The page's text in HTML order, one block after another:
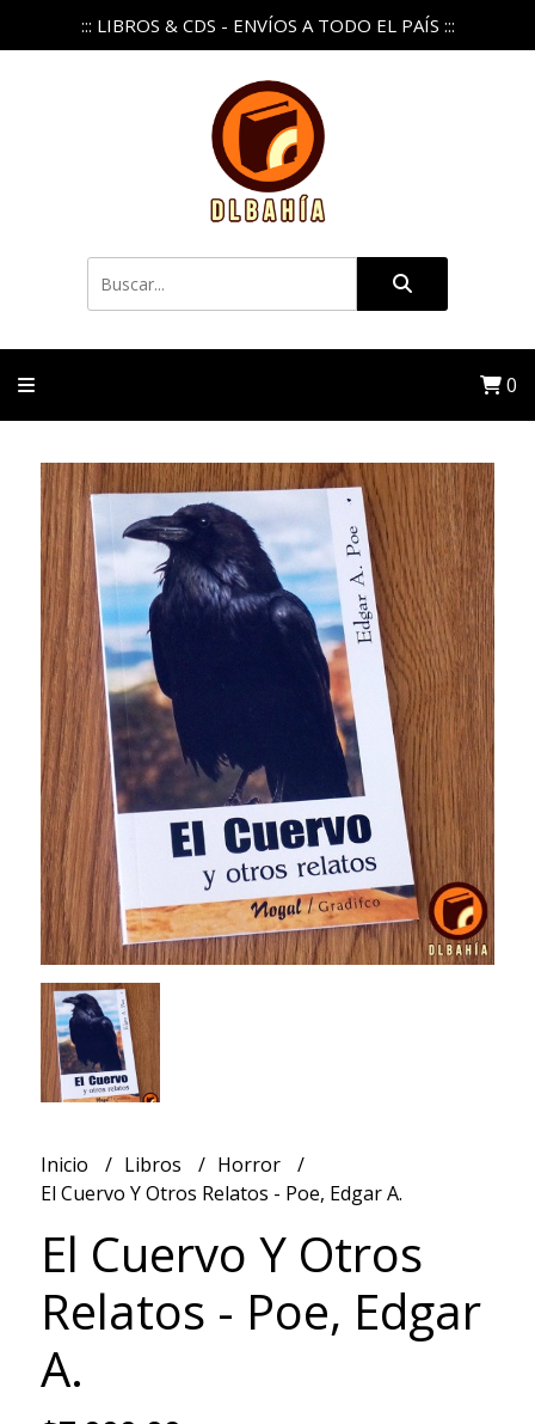
::: LIBROS & CDS - ENVÍOS A TODO EL PAÍS :::
0
Inicio Libros
Horror
El Cuervo Y Otros Relatos - Poe, Edgar A.
El Cuervo Y Otros
Relatos - Poe, Edgar
A.